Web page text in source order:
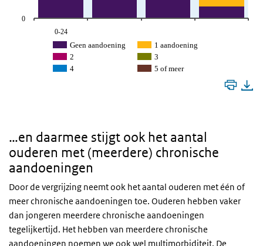
Geen aandoening
1 aandoening
2
3
4
5 of meer
0-24
0
…en daarmee stijgt ook het aantal
ouderen met (meerdere) chronische
aandoeningen
Door de vergrijzing neemt ook het aantal ouderen met één of
meer chronische aandoeningen toe. Ouderen hebben vaker
dan jongeren meerdere chronische aandoeningen
tegelijkertijd. Het hebben van meerdere chronische
aandoeningen noemen we ook wel multimorbiditeit. De